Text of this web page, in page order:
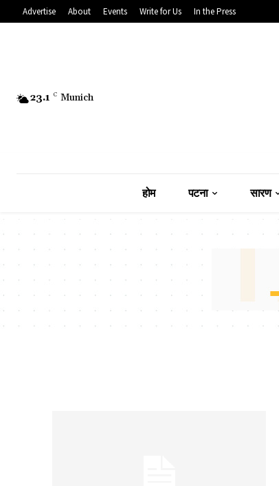
Advertise About Events Write for Us In the Press
23.1 C Munich
होम पटना सारण